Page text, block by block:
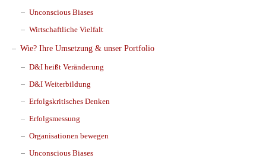
Unconscious Biases
Wirtschaftliche Vielfalt
Wie? Ihre Umsetzung & unser Portfolio
D&I heißt Veränderung
D&I Weiterbildung
Erfolgskritisches Denken
Erfolgsmessung
Organisationen bewegen
Unconscious Biases